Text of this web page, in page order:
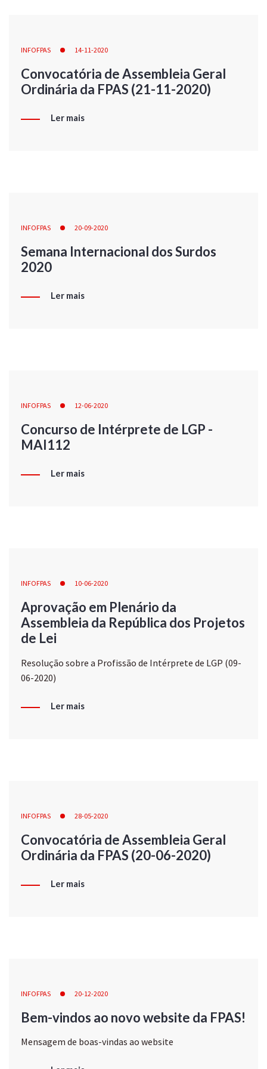
INFOFPAS 14-11-2020
Convocatória de Assembleia Geral
Ordinária da FPAS (21-11-2020)
Ler mais
INFOFPAS 20-09-2020
Semana Internacional dos Surdos
2020
Ler mais
INFOFPAS 12-06-2020
Concurso de Intérprete de LGP -
MAI112
Ler mais
INFOFPAS 10-06-2020
Aprovação em Plenário da
Assembleia da República dos Projetos
de Lei
Resolução sobre a Profissão de Intérprete de LGP (09-
06-2020)
Ler mais
INFOFPAS 28-05-2020
Convocatória de Assembleia Geral
Ordinária da FPAS (20-06-2020)
Ler mais
INFOFPAS 20-12-2020
Bem-vindos ao novo website da FPAS!
Mensagem de boas-vindas ao website